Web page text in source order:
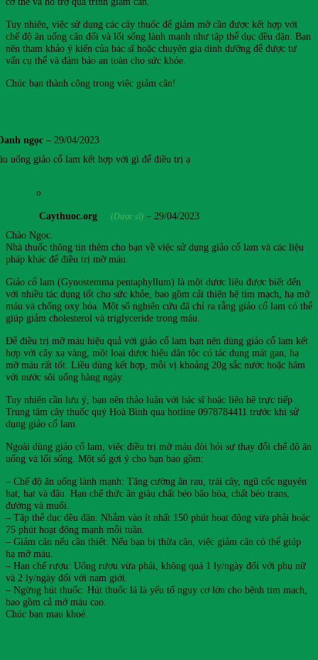
Tuy nhiên, việc sử dụng các cây thuốc để giảm mỡ cần được kết hợp với
chế độ ăn uống cân đối và lối sống lành mạnh như tập thể dục đều đặn. Bạn
nên tham khảo ý kiến của bác sĩ hoặc chuyên gia dinh dưỡng để được tư
vấn cụ thể và đảm bảo an toàn cho sức khỏe.
Chúc bạn thành công trong việc giảm cân!
ngọc – 29/04/2023
uống giảo cổ lam kết hợp với gì để điều trị ạ
Caythuoc.org (Dược sĩ) – 29/04/2023
Chào Ngọc.
Nhà thuốc thông tin thêm cho bạn về việc sử dụng giảo cổ lam và các liệu
pháp khác để điều trị mỡ máu.
Giảo cổ lam (Gynostemma pentaphyllum) là một dược liệu được biết đến
với nhiều tác dụng tốt cho sức khỏe, bao gồm cải thiện hệ tim mạch, hạ mỡ
máu và chống oxy hóa. Một số nghiên cứu đã chỉ ra rằng giảo cổ lam có thể
giúp giảm cholesterol và triglyceride trong máu.
Để điều trị mỡ máu hiệu quả với giảo cổ lam bạn nên dùng giảo cổ lam kết
hợp với cây xạ vàng, một loại dược hiệu dân tộc có tác dụng mát gan, hạ
mỡ máu rất tốt. Liều dùng kết hợp, mỗi vị khoảng 20g sắc nước hoặc hãm
với nước sôi uống hàng ngày.
Tuy nhiên cần lưu ý, bạn nên thảo luận với bác sĩ hoặc liên hệ trực tiếp
Trung tâm cây thuốc quý Hoà Bình qua hotline 0978784411 trước khi sử
dụng giảo cổ lam.
Ngoài dùng giảo cổ lam, việc điều trị mỡ máu đòi hỏi sự thay đổi chế độ ăn
uống và lối sống. Một số gợi ý cho bạn bao gồm:
– Chế độ ăn uống lành mạnh: Tăng cường ăn rau, trái cây, ngũ cốc nguyên
hạt, hạt và đậu. Hạn chế thức ăn giàu chất béo bão hòa, chất béo trans,
đường và muối.
– Tập thể dục đều đặn: Nhắm vào ít nhất 150 phút hoạt động vừa phải hoặc
75 phút hoạt động mạnh mỗi tuần.
– Giảm cân nếu cần thiết: Nếu bạn bị thừa cân, việc giảm cân có thể giúp
hạ mỡ máu.
– Hạn chế rượu: Uống rượu vừa phải, không quá 1 ly/ngày đối với phụ nữ
và 2 ly/ngày đối với nam giới.
– Ngừng hút thuốc: Hút thuốc lá là yếu tố nguy cơ lớn cho bệnh tim mạch,
bao gồm cả mỡ máu cao.
Chúc bạn mau khoẻ.